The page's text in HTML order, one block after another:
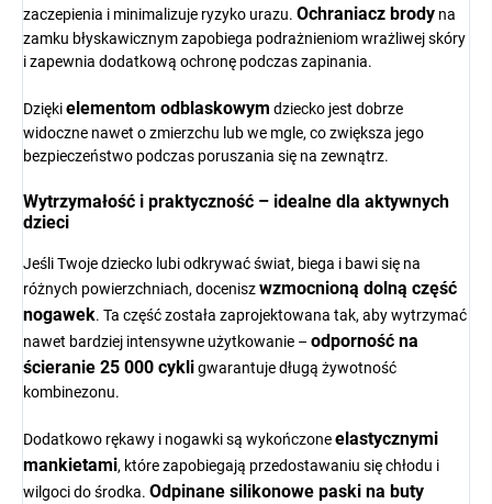
zaczepienia i minimalizuje ryzyko urazu. Ochraniacz brody na
zamku błyskawicznym zapobiega podrażnieniom wrażliwej skóry
i zapewnia dodatkową ochronę podczas zapinania.
Dziękielementom odblaskowym dziecko jest dobrze
widoczne nawet o zmierzchu lub we mgle, co zwiększa jego
bezpieczeństwo podczas poruszania się na zewnątrz.
Wytrzymałość i praktyczność – idealne dla aktywnych
dzieci
Jeśli Twoje dziecko lubi odkrywać świat, biega i bawi się na
różnych powierzchniach, doceniszwzmocnioną dolną część
nogawek. Ta część została zaprojektowana tak, aby wytrzymać
nawet bardziej intensywne użytkowanie – odporność na
ścieranie 25 000 cykligwarantuje długą żywotność
kombinezonu.
Dodatkowo rękawy i nogawki są wykończoneelastycznymi
mankietami, które zapobiegają przedostawaniu się chłodu i
wilgoci do środka. Odpinane silikonowe paski na buty